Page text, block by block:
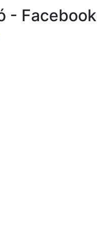
- Facebook